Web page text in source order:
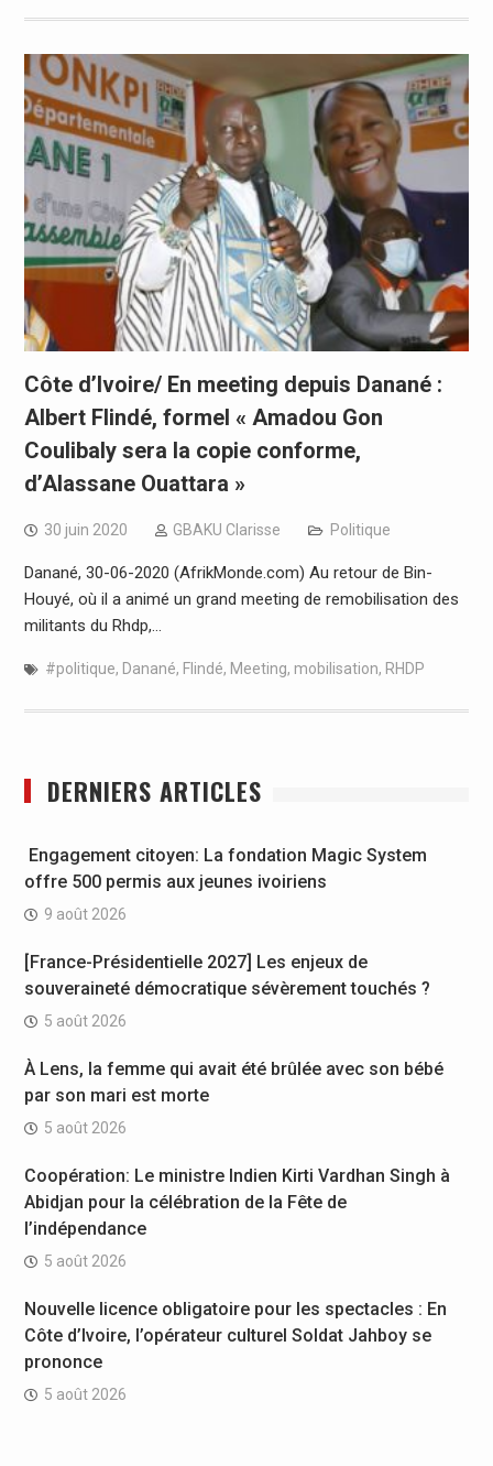
Côte d’Ivoire/ En meeting depuis Danané :
Albert Flindé, formel « Amadou Gon
Coulibaly sera la copie conforme,
d’Alassane Ouattara »
30 juin 2020 GBAKU Clarisse Politique
Danané, 30-06-2020 (AfrikMonde.com) Au retour de Bin-
Houyé, où il a animé un grand meeting de remobilisation des
militants du Rhdp,…
#politique, Danané, Flindé, Meeting, mobilisation, RHDP
DERNIERS ARTICLES
Engagement citoyen: La fondation Magic System
offre 500 permis aux jeunes ivoiriens
9 août 2026
[France-Présidentielle 2027] Les enjeux de
souveraineté démocratique sévèrement touchés ?
5 août 2026
À Lens, la femme qui avait été brûlée avec son bébé
par son mari est morte
5 août 2026
Coopération: Le ministre Indien Kirti Vardhan Singh à
Abidjan pour la célébration de la Fête de
l’indépendance
5 août 2026
Nouvelle licence obligatoire pour les spectacles : En
Côte d’Ivoire, l’opérateur culturel Soldat Jahboy se
prononce
5 août 2026